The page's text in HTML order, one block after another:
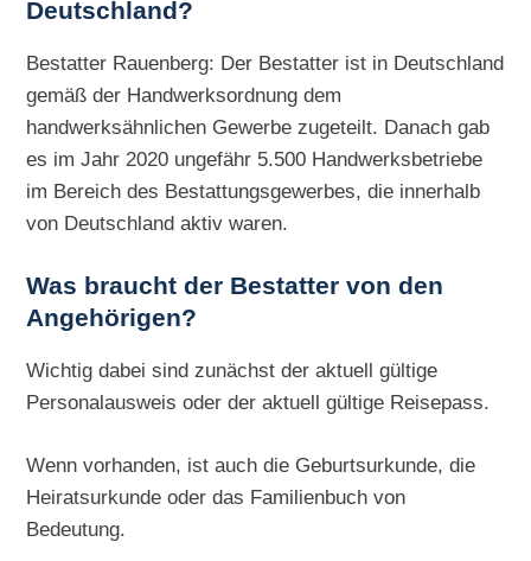
Deutschland?
Bestatter Rauenberg: Der Bestatter ist in Deutschland
gemäß der Handwerksordnung dem
handwerksähnlichen Gewerbe zugeteilt. Danach gab
es im Jahr 2020 ungefähr 5.500 Handwerksbetriebe
im Bereich des Bestattungsgewerbes, die innerhalb
von Deutschland aktiv waren.
Was braucht der Bestatter von den
Angehörigen?
Wichtig dabei sind zunächst der aktuell gültige
Personalausweis oder der aktuell gültige Reisepass.
Wenn vorhanden, ist auch die Geburtsurkunde, die
Heiratsurkunde oder das Familienbuch von
Bedeutung.